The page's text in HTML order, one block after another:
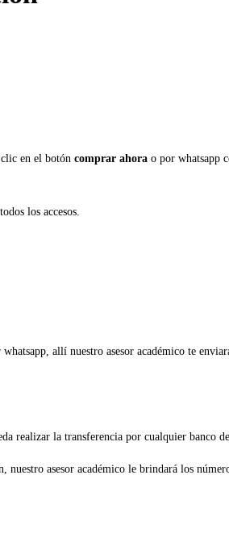
clic en el botón comprar ahora o por whatsapp
los accesos.
allí nuestro asesor académico te
realizar la transferencia por cualquier banco
asesor académico le brindará los